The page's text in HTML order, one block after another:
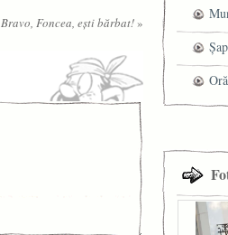
Bravo, Foncea, ești bărbat!»